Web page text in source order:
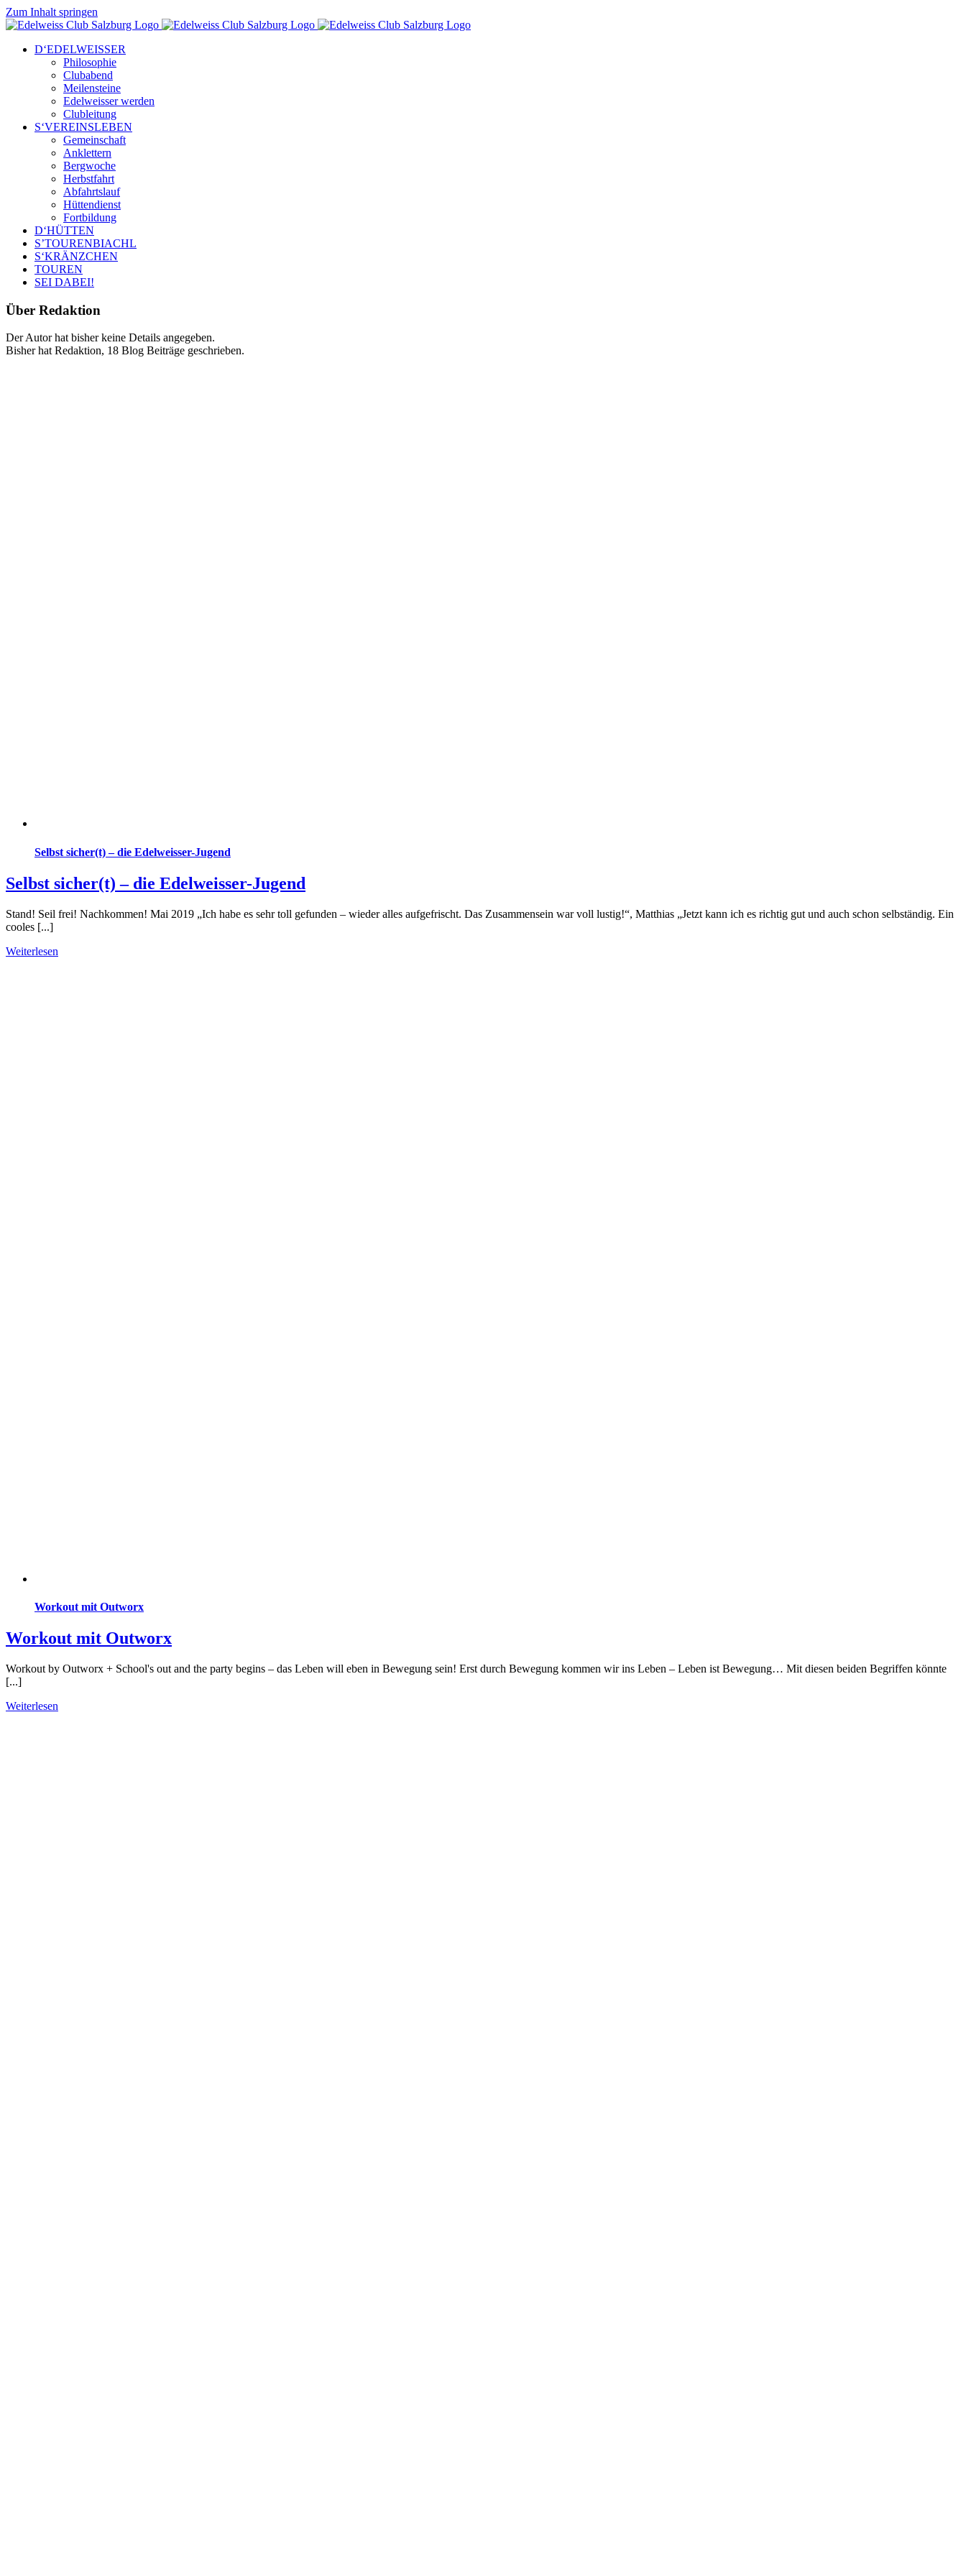
Zum Inhalt springen
D‘EDELWEISSER
Philosophie
Clubabend
Meilensteine
Edelweisser werden
Clubleitung
S‘VEREINSLEBEN
Gemeinschaft
Anklettern
Bergwoche
Herbstfahrt
Abfahrtslauf
Hüttendienst
Fortbildung
D‘HÜTTEN
S’TOURENBIACHL
S‘KRÄNZCHEN
TOUREN
SEI DABEI!
Über Redaktion
Der Autor hat bisher keine Details angegeben.
Bisher hat Redaktion, 18 Blog Beiträge geschrieben.
Selbst sicher(t) – die Edelweisser-Jugend
Selbst sicher(t) – die Edelweisser-Jugend
Stand! Seil frei! Nachkommen! Mai 2019 „Ich habe es sehr toll gefunden – wieder alles aufgefrischt. Das Zusammensein war voll lustig!“, Matthias „Jetzt kann ich es richtig gut und auch schon selbständig. Ein
cooles [...]
Weiterlesen
Workout mit Outworx
Workout mit Outworx
Workout by Outworx + School's out and the party begins – das Leben will eben in Bewegung sein! Erst durch Bewegung kommen wir ins Leben – Leben ist Bewegung… Mit diesen beiden Begriffen könnte
[...]
Weiterlesen